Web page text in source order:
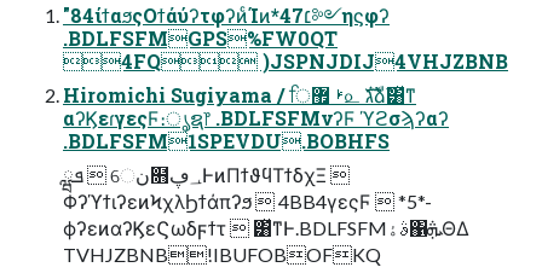
"84ίϯαϧςΟϯάύʔτφʔͷͨΊͷ*47׆༻ηϛφʔ
.BDLFSFMGPS%FW0QT
4FQ )JSPNJDIJ4VHJZBNB
Hiromichi Sugiyama / ਿࢁ ޿௨ גࣜձࣾ͸ͯͳ
αʔϏεɾγεςϜ։ൃຊ෦ .BDLFSFMνʔϜ ϓϩσϡʔαʔ
.BDLFSFM1SPEVDU.BOBHFS
ܦྺ  େن໛؀ڥͰͷΠϯϑϥΤϯδχΞ 
ΦʔϓϯιʔεͷϞχλϦϯάπʔϧ  4BB4γεςϜ  *5*-
ϕʔεͷαʔϏεϚωδϝϯτ  ͸ͯͳͰ.BDLFSFMࣄۀ΁ܞΘΔ
TVHJZBNB!IBUFOBOFKQ